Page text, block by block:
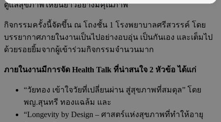
ดูแลสุขภาพให้ยืนยาวอย่างมีคุณภาพ
กิจกรรมครั้งนี้จัดขึ้น ณ โถงชั้น 1 โรงพยาบาลศรีสวรรค์ โดย
บรรยากาศภายในงานเป็นไปอย่างอบอุ่น เป็นกันเอง และเต็มไป
ด้วยรอยยิ้มจากผู้เข้าร่วมกิจกรรมจำนวนมาก
ภายในงานมีการจัด Health Talk ที่น่าสนใจ 2 หัวข้อ ได้แก่
“วัยทอง เข้าใจวัยที่เปลี่ยนผ่าน สู่สุขภาพที่สมดุล” โดย
พญ.สุนทรี ทองแฉล้ม และ
“Longevity by Design – ศาสตร์แห่งสุขภาพที่ทำให้อายุ